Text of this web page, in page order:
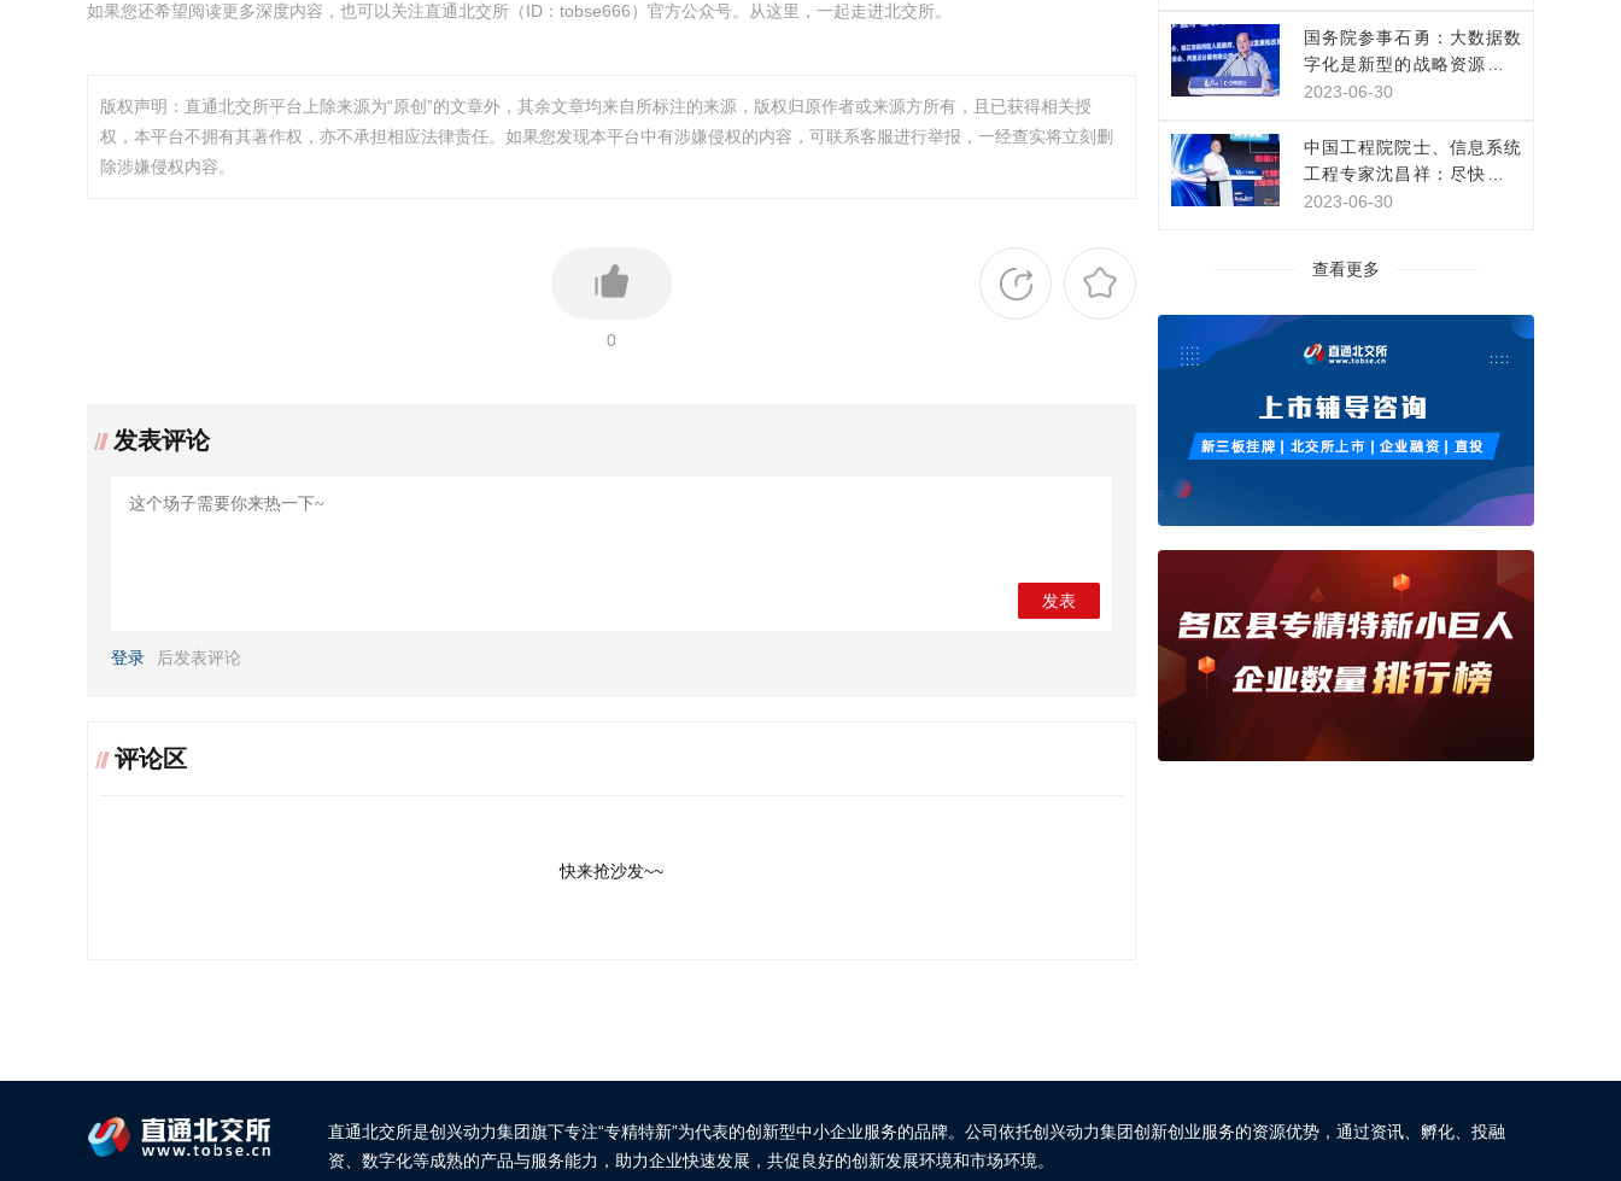
如果您还希望阅读更多深度内容，也可以关注直通北交所（ID：tobse666）官方公众号。从这里，一起走进北交所。
版权声明：直通北交所平台上除来源为“原创”的文章外，其余文章均来自所标注的来源，版权归原作者或来源方所有，且已获得相关授
权，本平台不拥有其著作权，亦不承担相应法律责任。如果您发现本平台中有涉嫌侵权的内容，可联系客服进行举报，一经查实将立刻删
除涉嫌侵权内容。
0
发表评论
发表
登录 后发表评论
评论区
快来抢沙发~~
国务院参事石勇：大数据数
字化是新型的战略资源，正
改变人类生产生活方式
2023-06-30
中国工程院院士、信息系统
工程专家沈昌祥：尽快构建
网络安全主动免疫保障体系
2023-06-30
查看更多
直通北交所是创兴动力集团旗下专注“专精特新”为代表的创新型中小企业服务的品牌。公司依托创兴动力集团创新创业服务的资源优势，通过资讯、孵化、投融
资、数字化等成熟的产品与服务能力，助力企业快速发展，共促良好的创新发展环境和市场环境。